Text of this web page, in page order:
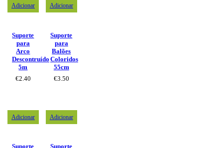
Adicionar
Suporte
para
Arco
Descontruído
5m
€2.40
Adicionar
Suporte
para
Balões
Coloridos
55cm
€3.50
Adicionar
Suporte
Adicionar
Suporte